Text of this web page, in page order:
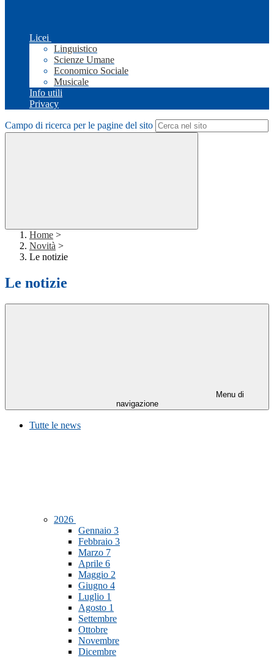
Licei
Linguistico
Scienze Umane
Economico Sociale
Musicale
Info utili
Privacy
Campo di ricerca per le pagine del sito
Home >
Novità >
Le notizie
Le notizie
Menu di
navigazione
Tutte le news
2026
Gennaio 3
Febbraio 3
Marzo 7
Aprile 6
Maggio 2
Giugno 4
Luglio 1
Agosto 1
Settembre
Ottobre
Novembre
Dicembre